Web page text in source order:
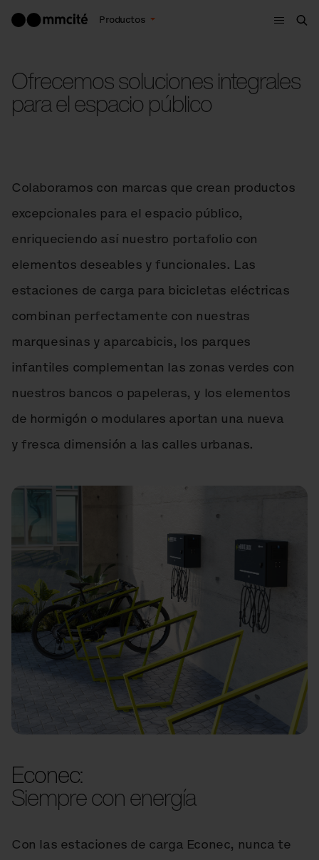
Productos
Menú
Ofrecemos soluciones integrales
para el espacio público
Colaboramos con marcas que crean productos
excepcionales para el espacio público,
enriqueciendo así nuestro portafolio con
elementos deseables y funcionales. Las
estaciones de carga para bicicletas eléctricas
combinan perfectamente con nuestras
marquesinas y aparcabicis, los parques
infantiles complementan las zonas verdes con
nuestros bancos o papeleras, y los elementos
de hormigón o modulares aportan una nueva
y fresca dimensión a las calles urbanas.
Econec:
Siempre con energía
Con las estaciones de carga Econec, nunca te